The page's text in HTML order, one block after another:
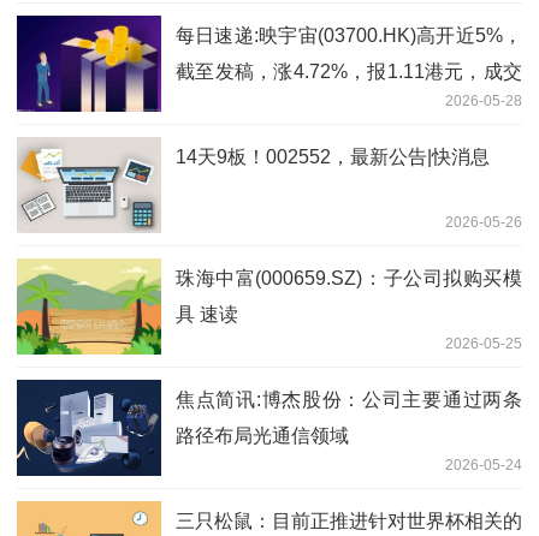
每日速递:映宇宙(03700.HK)高开近5%，
截至发稿，涨4.72%，报1.11港元，成交
2026-05-28
14天9板！002552，最新公告|快消息
2026-05-26
珠海中富(000659.SZ)：子公司拟购买模
具 速读
2026-05-25
焦点简讯:博杰股份：公司主要通过两条
路径布局光通信领域
2026-05-24
三只松鼠：目前正推进针对世界杯相关的